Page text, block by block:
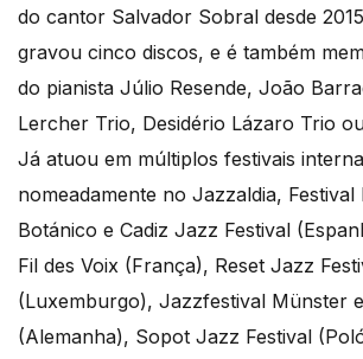
do cantor Salvador Sobral desde
gravou cinco discos, e é também
do pianista Júlio Resende, João
Lercher Trio, Desidério Lázaro Trio
Já atuou em múltiplos festivais
nomeadamente no Jazzaldia, Festival
Botánico e Cadiz Jazz Festival
Fil des Voix (França), Reset Jazz
(Luxemburgo), Jazzfestival Münster
(Alemanha), Sopot Jazz Festival